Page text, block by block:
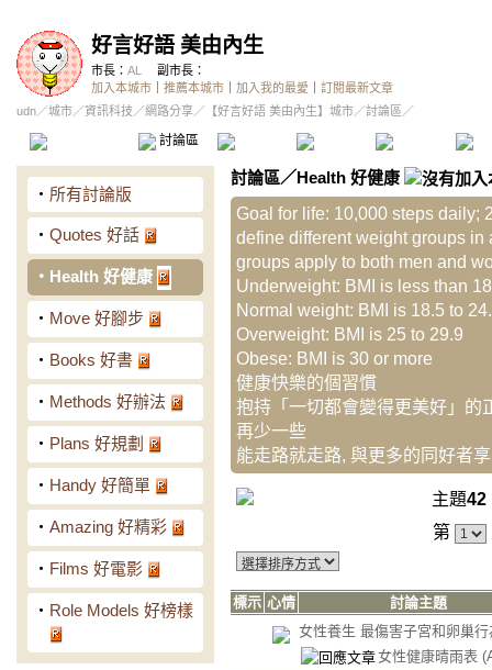
好言好語 美由內生
市長： AL
副市長：
加入本城市
推薦本城市 加入我的最愛
訂閱最新文章
udn／城市／資訊科技 ／網路分享／ 【好言好語 美由內生】城市／討論區／
討論區 精華區 投票區 影像館
‧ 所有討論版
‧ Quotes 好話
‧ Health 好健康
‧ Move 好腳步
‧ Books 好書
‧ Methods 好辦法
‧ Plans 好規劃
‧ Handy 好簡單
‧ Amazing 好精彩
‧ Films 好電影
‧ Role Models 好榜樣
討論區／Health 好健康
Goal for life: 10,000 steps daily;
define different weight groups in
groups apply to both men and
Underweight: BMI is less than
Normal weight: BMI is 18.5 to
Overweight: BMI is 25 to 29.9
Obese: BMI is 30 or more
健康快樂的個習慣
抱持「一切都會變得更美好」的
再少一些
能走路就走路, 與更多的同好者
主題42
第
標示 心情
討論主題
女性養生 最傷害子宮和卵巢行
女性健康晴雨表